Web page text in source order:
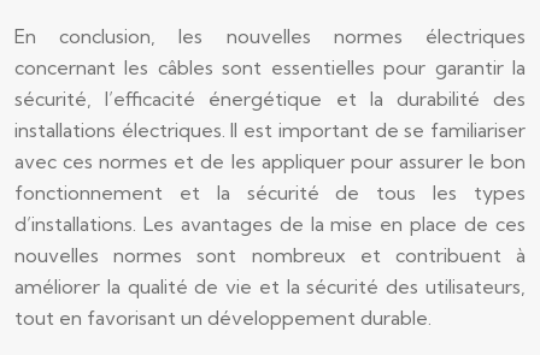
En conclusion, les nouvelles normes électriques
concernant les câbles sont essentielles pour garantir la
sécurité, l’efficacité énergétique et la durabilité des
installations électriques. Il est important de se familiariser
avec ces normes et de les appliquer pour assurer le bon
fonctionnement et la sécurité de tous les types
d’installations. Les avantages de la mise en place de ces
nouvelles normes sont nombreux et contribuent à
améliorer la qualité de vie et la sécurité des utilisateurs,
tout en favorisant un développement durable.